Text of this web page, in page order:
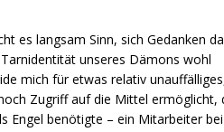
es langsam Sinn, sich Gedanken
unseres Dämons wohl
mich für etwas relativ
Zugriff auf die Mittel ermöglicht,
Engel benötigte – ein Mitarbeiter bei